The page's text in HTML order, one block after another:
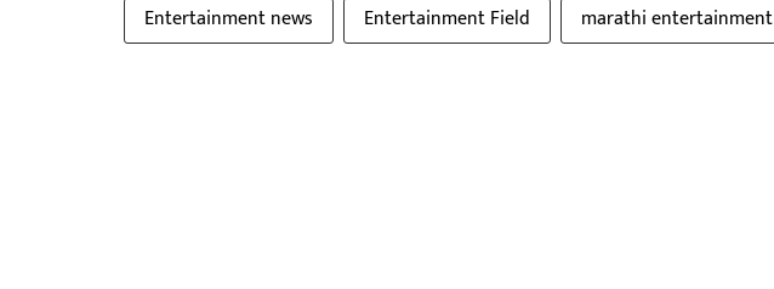
Entertainment news Entertainment Field marathi entertainment